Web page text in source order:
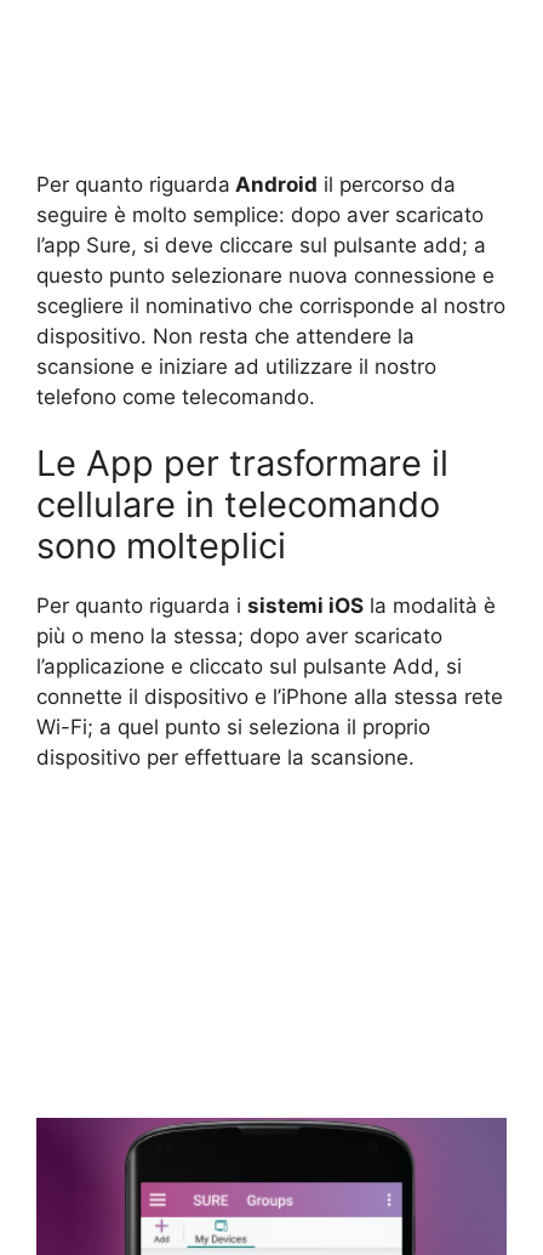
Per quanto riguarda Android il percorso da
seguire è molto semplice: dopo aver scaricato
l’app Sure, si deve cliccare sul pulsante add; a
questo punto selezionare nuova connessione e
scegliere il nominativo che corrisponde al nostro
dispositivo. Non resta che attendere la
scansione e iniziare ad utilizzare il nostro
telefono come telecomando.
Le App per trasformare il
cellulare in telecomando
sono molteplici
Per quanto riguarda i sistemi iOS la modalità è
più o meno la stessa; dopo aver scaricato
l’applicazione e cliccato sul pulsante Add, si
connette il dispositivo e l’iPhone alla stessa rete
Wi-Fi; a quel punto si seleziona il proprio
dispositivo per effettuare la scansione.